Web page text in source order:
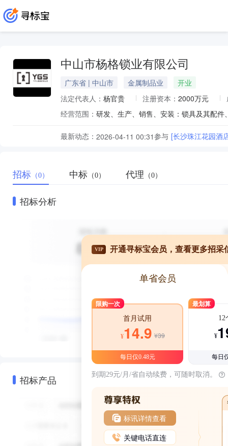
中山市杨格锁业有限公司
广东省 | 中山市 金属制品业
开业
法定代表人： 杨官贵 注册资本： 2000万元
经营范围：
最新动态： 2026-04-11 00:31参与 [长沙珠江花园酒
招标 （0） 中标 （0） 代理 （0）
招标分析
招标产品
VIP 开通寻标宝会员，查看更多招采
单省会员
限购一次
首月试用
¥14.9 ¥39
每日仅0.48元
最划算
12
¥
每日
到期29元/月/省自动续费，可随时取消。
标讯详情查看
关键电话直连